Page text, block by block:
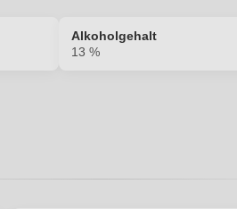
Alkoholgehalt
13 %